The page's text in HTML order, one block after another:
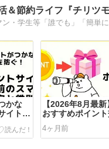
＆節約ライフ『チリツモ
・学生等「誰でも」「簡単
かな
イト利
【2026年8月最
おすすめポイン
イント交換先一
換方法も解説
4ヶ月前